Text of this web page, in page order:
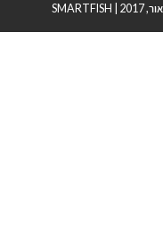
|
SMARTFISH